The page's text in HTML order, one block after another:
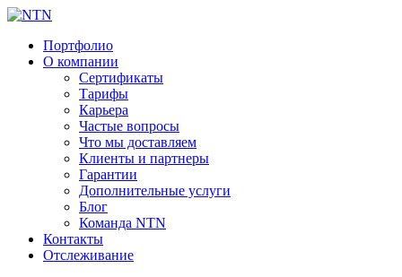
Портфолио
О компании
Сертификаты
Тарифы
Карьера
Частые вопросы
Что мы доставляем
Клиенты и партнеры
Гарантии
Дополнительные услуги
Блог
Команда NTN
Контакты
Отслеживание